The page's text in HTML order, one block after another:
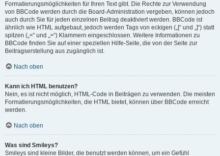
Formatierungsmöglichkeiten für Ihren Text gibt. Die Rechte zur Verwendung
von BBCode werden durch die Board-Administration vergeben, können jedoch
auch durch Sie für jeden einzelnen Beitrag deaktiviert werden. BBCode ist
ähnlich wie HTML aufgebaut, jedoch werden Tags von eckigen („[“ und „]“) statt
spitzen („<“ und „>“) Klammern eingeschlossen. Weitere Informationen zu
BBCode finden Sie auf einer speziellen Hilfe-Seite, die von der Seite zur
Beitragserstellung aus zugänglich ist.
Nach oben
Kann ich HTML benutzen?
Nein, es ist nicht möglich, HTML-Code in Beiträgen zu verwenden. Die meisten
Formatierungsmöglichkeiten, die HTML bietet, können über BBCode erreicht
werden.
Nach oben
Was sind Smileys?
Smileys sind kleine Bilder, die benutzt werden können, um ein Gefühl